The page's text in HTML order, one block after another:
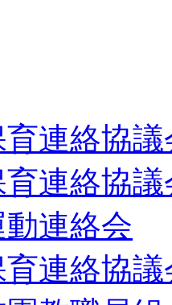
連絡協議
連絡協議
連絡会
連絡協議